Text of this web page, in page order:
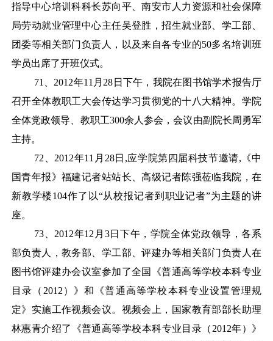
指导中心培训科科长苏向平、南安市人力资源和社会保障
局劳动就业管理中心主任吴登胜，招生就业部、学工部、
团委等相关部门负责人，以及来自各专业的50多名培训班
学员出席了开班仪式。
71
2012年11月28日下午，我院在图书馆学术报告厅
召开全体教职工大会传达学习贯彻党的十八大精神。学院
全体党政领导、教职工300余人参会，会议由副院长周勇军
主持。
72
2012年11月28日,应学院第四届科技节邀请,《中
国青年报》福建记者站站长、高级记者陈强莅临我院，在
新教学楼104作了以“从校报记者到职业记者”为主题的讲
座。
73、 2012年12月3日下午，学院全体党政领导，各系
部负责人，教务部、学工部、评建办等相关部门负责人在
图书馆评建办会议室参加了全国《普通高等学校本科专业
目录（2012）》和《普通高等学校本科专业设置管理规
定》实施工作视频会议。视频会上，国家教育部部长助理
林惠青介绍了《普通高等学校本科专业目录（2012年）》